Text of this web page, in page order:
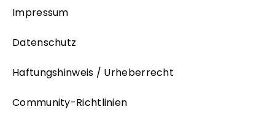
Impressum
Datenschutz
Haftungshinweis / Urheberrecht
Community-Richtlinien